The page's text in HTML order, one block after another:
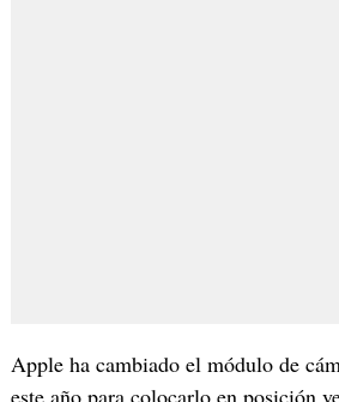
Apple ha cambiado el módulo de
este año para colocarlo en posición